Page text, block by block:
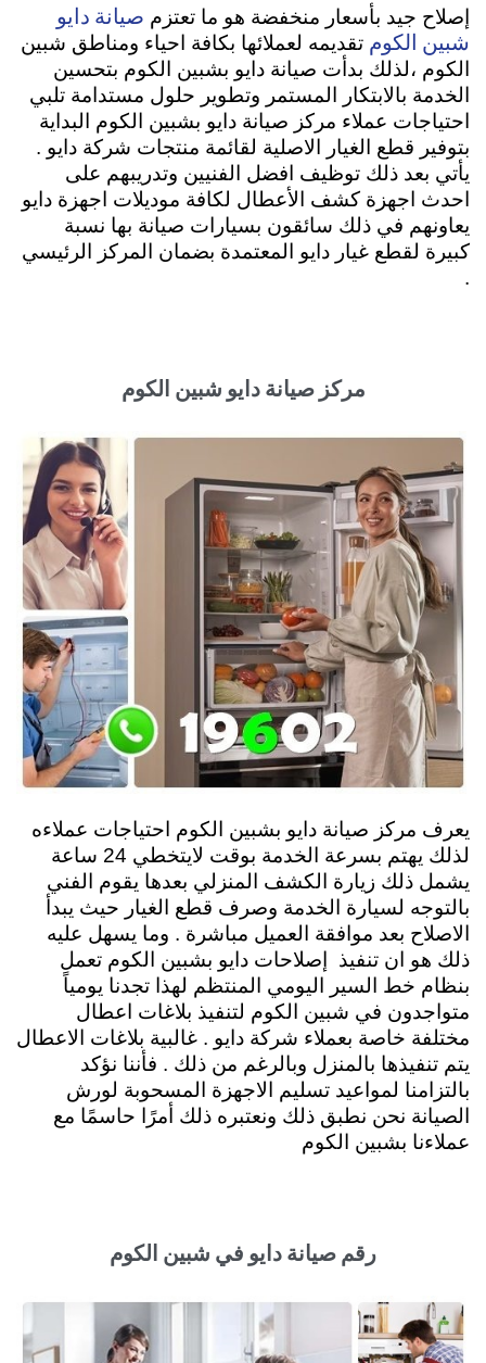
إصلاح جيد بأسعار منخفضة هو ما تعتزم صيانة دايو
شبين الكوم تقديمه لعملائها بكافة احياء ومناطق شبين
الكوم ،لذلك بدأت صيانة دايو بشبين الكوم بتحسين
الخدمة بالابتكار المستمر وتطوير حلول مستدامة تلبي
احتياجات عملاء مركز صيانة دايو بشبين الكوم البداية
بتوفير قطع الغيار الاصلية لقائمة منتجات شركة دايو .
يأتي بعد ذلك توظيف افضل الفنيين وتدريبهم على
احدث اجهزة كشف الأعطال لكافة موديلات اجهزة دايو
يعاونهم في ذلك سائقون بسيارات صيانة بها نسبة
كبيرة لقطع غيار دايو المعتمدة بضمان المركز الرئيسي
.
مركز صيانة دايو شبين الكوم
يعرف مركز صيانة دايو بشبين الكوم احتياجات عملاءه
لذلك يهتم بسرعة الخدمة بوقت لايتخطي 24 ساعة
يشمل ذلك زيارة الكشف المنزلي بعدها يقوم الفني
بالتوجه لسيارة الخدمة وصرف قطع الغيار حيث يبدأ
الاصلاح بعد موافقة العميل مباشرة . وما يسهل عليه
ذلك هو ان تنفيذ إصلاحات دايو بشبين الكوم تعمل
بنظام خط السير اليومي المنتظم لهذا تجدنا يومياً
متواجدون في شبين الكوم لتنفيذ بلاغات اعطال
مختلفة خاصة بعملاء شركة دايو . غالبية بلاغات الاعطال
يتم تنفيذها بالمنزل وبالرغم من ذلك . فأننا نؤكد
بالتزامنا لمواعيد تسليم الاجهزة المسحوبة لورش
الصيانة نحن نطبق ذلك ونعتبره ذلك أمرًا حاسمًا مع
عملاءنا بشبين الكوم
رقم صيانة دايو في شبين الكوم